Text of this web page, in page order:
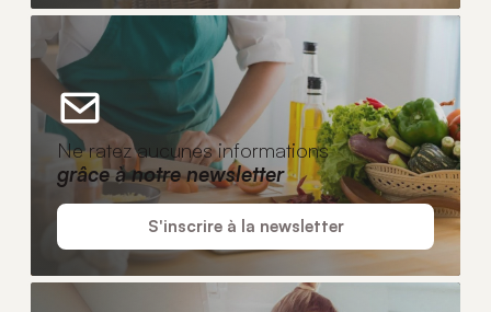
Ne ratez aucunes informations
grâce à notre newsletter
S'inscrire à la newsletter